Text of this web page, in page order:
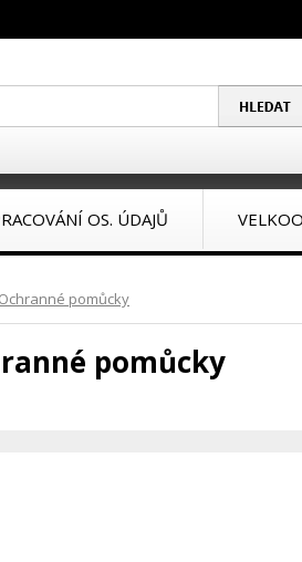
OS. ÚDAJŮ
Ochranné pomůcky
pomůcky